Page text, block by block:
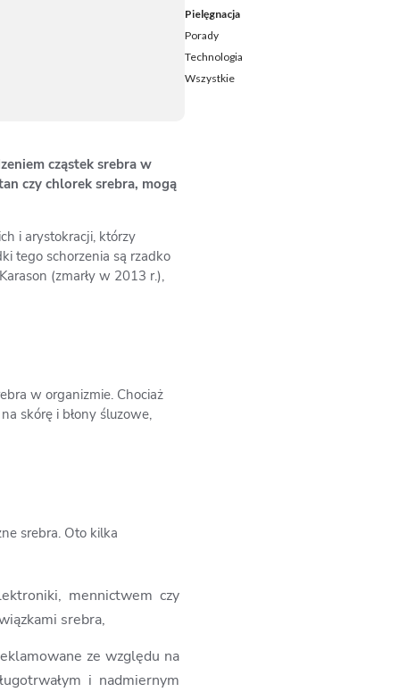
cząstek srebra w
czy chlorek srebra, mogą
i arystokracji, którzy
tego schorzenia są rzadko
(zmarły w 2013 r.),
w organizmie. Chociaż
skórę i błony śluzowe,
srebra. Oto kilka
mennictwem czy
srebra,
ze względu na
i nadmiernym
Pielęgnacja
Porady
Technologia
Wszystkie